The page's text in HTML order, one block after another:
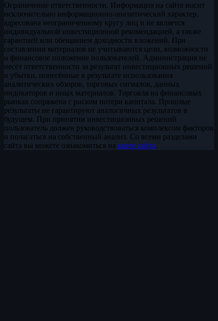
Ограничение ответственности. Информация на сайте носит
исключительно информационно-аналитический характер,
адресована неограниченному кругу лиц и не является
индивидуальной инвестиционной рекомендацией, а также
гарантией или обещанием доходности вложений. При
составлении материалов не учитываются цели, возможности
и финансовое положение пользователей. Администрация не
несёт ответственности за результат инвестиционных решений
и убытки, понесённые в результате использования
аналитических обзоров, торговых сигналов, данных
индикаторов и иных материалов. Торговля на финансовых
рынках сопряжена с риском потери капитала. Прошлые
результаты не гарантируют аналогичных результатов в
будущем. При принятии инвестиционных решений
пользователь должен руководствоваться комплексом факторов
и полагаться на собственный анализ. Со всеми разделами
сайта вы можете ознакомиться на карте сайта.